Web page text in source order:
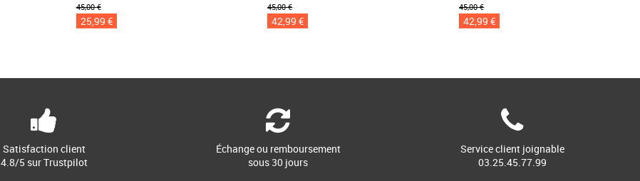
45,00 €
25,99 €
45,00 €
42,99 €
45,00 €
42,99 €
Satisfaction client
4.8/5 sur Trustpilot
Échange ou remboursement
sous 30 jours
Service client joignable
03.25.45.77.99